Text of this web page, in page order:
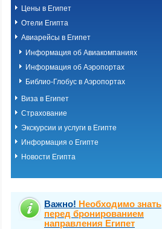
Цены в Египет
Отели Египта
Авиарейсы в Египет
Информация об Авиакомпаниях
Информация об Аэропортах
Библио-Глобус в Аэропортах
Виза в Египет
Страхование
Экскурсии и услуги в Египте
Информация о Египте
Новости Египта
Важно! Необходимо знать
перед бронированием
направления Египет